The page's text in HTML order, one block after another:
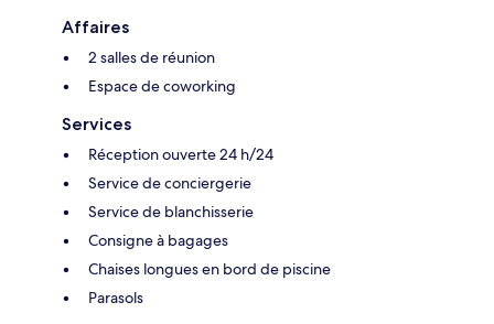
Affaires
2 salles de réunion
Espace de coworking
Services
Réception ouverte 24 h/24
Service de conciergerie
Service de blanchisserie
Consigne à bagages
Chaises longues en bord de piscine
Parasols